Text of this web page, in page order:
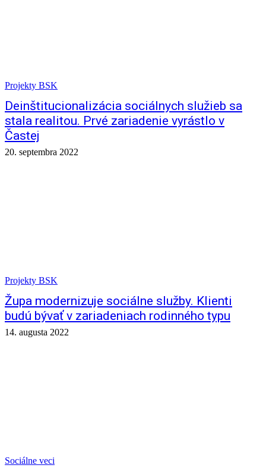
Projekty BSK
Deinštitucionalizácia sociálnych služieb sa
stala realitou. Prvé zariadenie vyrástlo v
Častej
20. septembra 2022
Projekty BSK
Župa modernizuje sociálne služby. Klienti
budú bývať v zariadeniach rodinného typu
14. augusta 2022
Sociálne veci